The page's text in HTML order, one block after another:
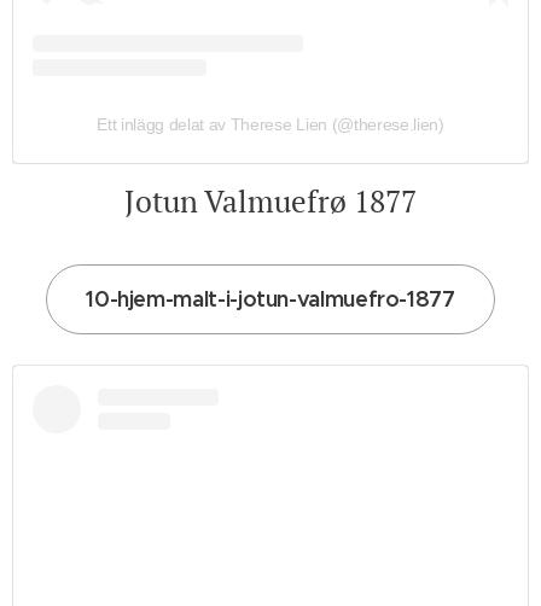
Ett inlägg delat av Therese Lien (@therese.lien)
Jotun Valmuefrø 1877
10-hjem-malt-i-jotun-valmuefro-1877